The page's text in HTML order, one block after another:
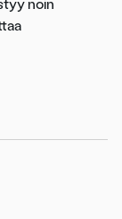
noin